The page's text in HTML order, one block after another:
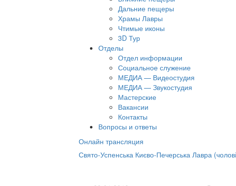
Дальние пещеры
Храмы Лавры
Чтимые иконы
3D Тур
Отделы
Отдел информации
Социальное служение
МЕДИА — Видеостудия
МЕДИА — Звукостудия
Мастерские
Вакансии
Контакты
Вопросы и ответы
Онлайн трансляция
12 сентября
Свято-Успенська Києво-Печерська Лавра